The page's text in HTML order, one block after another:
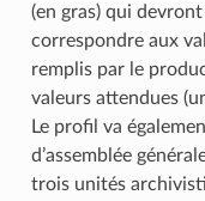
(en gras) qui
correspondre aux
remplis par le
valeurs attendues
Le profil va
d’assemblée
trois unités